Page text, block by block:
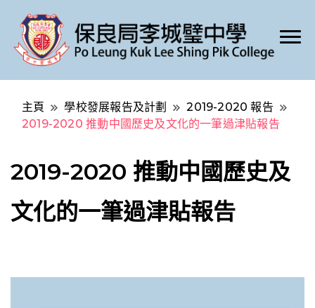
Po Leung Kuk Lee Shing Pik College
主頁 學校發展報告及計劃
2019-2020 報告
2019-2020 推動中國歷史及文化的一筆過津貼報告
2019-2020 推動中國歷史及
文化的一筆過津貼報告